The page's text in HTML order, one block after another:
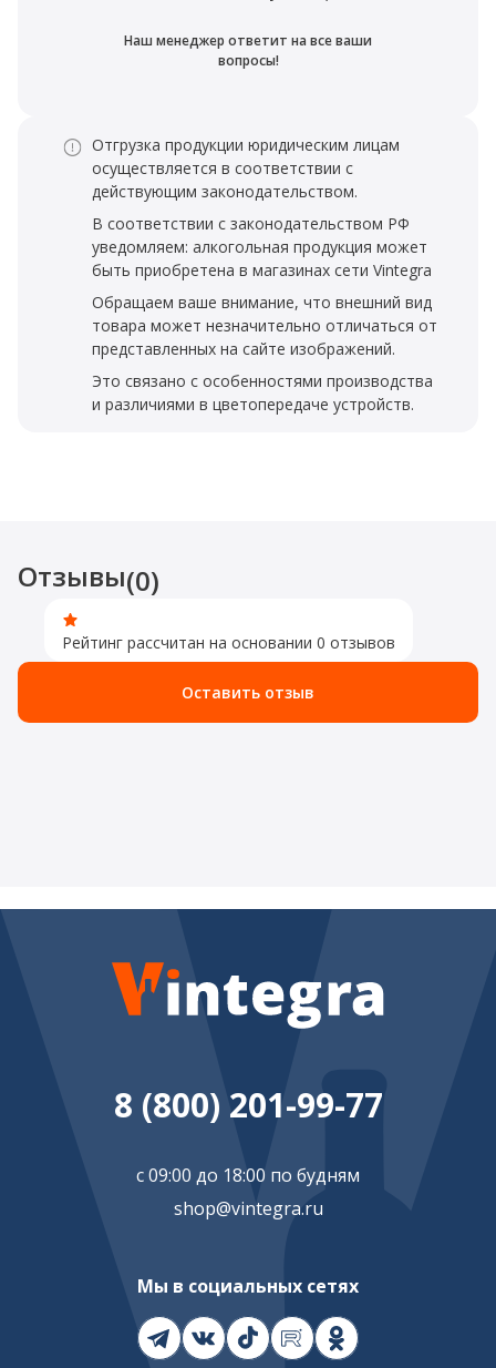
Наш менеджер ответит на все ваши
вопросы!
Отгрузка продукции юридическим лицам
осуществляется в соответствии с
действующим законодательством.
В соответствии с законодательством РФ
уведомляем: алкогольная продукция может
быть приобретена в магазинах сети Vintegra
Обращаем ваше внимание, что внешний вид
товара может незначительно отличаться от
представленных на сайте изображений.
Это связано с особенностями производства
и различиями в цветопередаче устройств.
Отзывы(0)
Рейтинг рассчитан на основании 0 отзывов
Оставить отзыв
8 (800) 201-99-77
с 09:00 до 18:00 по будням
shop@vintegra.ru
Мы в социальных сетях